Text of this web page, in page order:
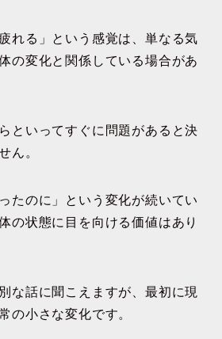
れる」という感覚は、単なる気
の変化と関係している場合があ
といってすぐに問題があると決
ん。
たのに」という変化が続いてい
の状態に目を向ける価値はあり
な話に聞こえますが、最初に現
の小さな変化です。